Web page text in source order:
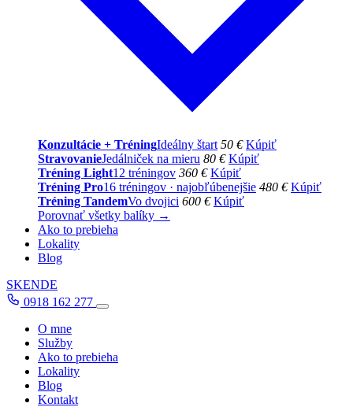
Konzultácie + TréningIdeálny štart 50 € Kúpiť
StravovanieJedálniček na mieru 80 € Kúpiť
Tréning Light12 tréningov 360 € Kúpiť
Tréning Pro16 tréningov · najobľúbenejšie 480 € Kúpiť
Tréning TandemVo dvojici 600 € Kúpiť
Porovnať všetky balíky →
Ako to prebieha
Lokality
Blog
SKENDE
0918 162 277
O mne
Služby
Ako to prebieha
Lokality
Blog
Kontakt